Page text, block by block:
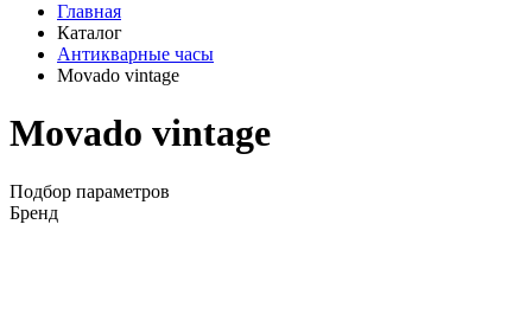
Главная
Каталог
Антикварные часы
Movado vintage
Movado vintage
Подбор параметров
Бренд